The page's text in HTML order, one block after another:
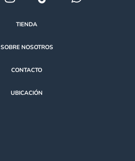
TIENDA
SOBRE NOSOTROS
CONTACTO
UBICACIÓN